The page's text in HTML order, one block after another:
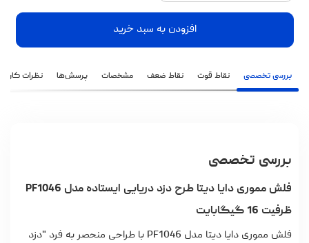
افزودن به سبد خرید
بررسی تخصصی نقاط قوت نقاط ضعف مشخصات پرسش‌ها نظرات
بررسی تخصصی
فلش مموری دایا دیتا طرح دزد دریایی ایستاده مدل PF1046
ظرفیت 16 گیگابایت
فلش مموری دایا دیتا مدل PF1046 با طراحی منحصر به فرد "دزد